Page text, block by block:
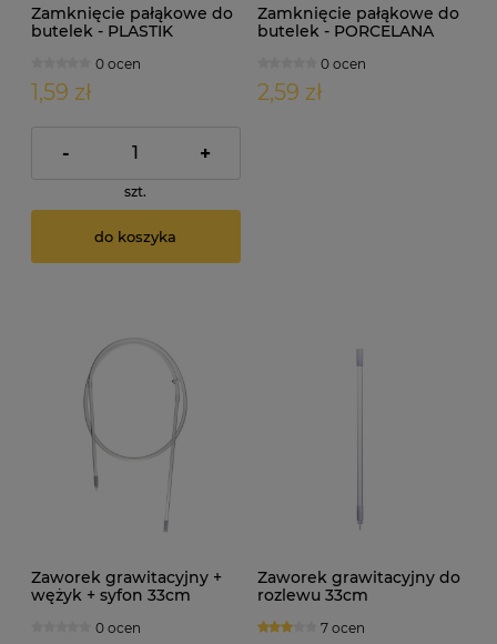
Zamknięcie pałąkowe do
butelek - PLASTIK
0 ocen
1,59 zł
- +
szt.
do koszyka
Zamknięcie pałąkowe do
butelek - PORCELANA
0 ocen
2,59 zł
Zaworek grawitacyjny +
wężyk + syfon 33cm
0 ocen
Zaworek grawitacyjny do
rozlewu 33cm
7 ocen